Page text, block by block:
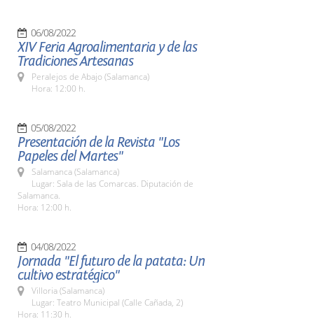
06/08/2022
XIV Feria Agroalimentaria y de las
Tradiciones Artesanas
Peralejos de Abajo (Salamanca)
Hora: 12:00 h.
05/08/2022
Presentación de la Revista "Los
Papeles del Martes"
Salamanca (Salamanca)
Lugar: Sala de las Comarcas. Diputación de
Salamanca.
Hora: 12:00 h.
04/08/2022
Jornada "El futuro de la patata: Un
cultivo estratégico"
Villoria (Salamanca)
Lugar: Teatro Municipal (Calle Cañada, 2)
Hora: 11:30 h.